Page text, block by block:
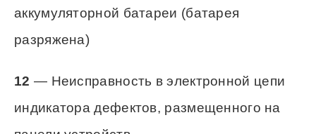
низкое.
9
— Маленький уровень заряда
аккумуляторной батареи (батарея
разряжена)